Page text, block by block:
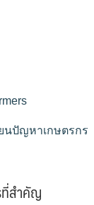
นปัญหาเกษตรกร
ที่สำคัญ